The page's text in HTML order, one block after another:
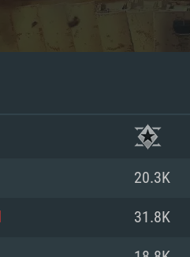
20.3K
31.8K